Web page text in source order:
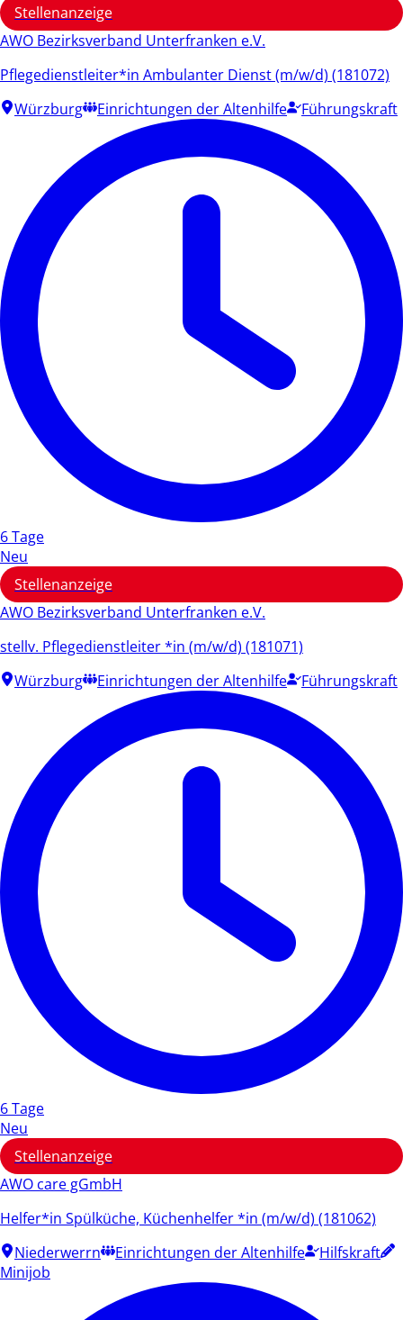
Stellenanzeige
AWO Bezirksverband Unterfranken e.V.
Pflegedienstleiter*in Ambulanter Dienst (m/w/d) (181072)
Würzburg
Einrichtungen der Altenhilfe Führungskraft
6 Tage
Neu
Stellenanzeige
AWO Bezirksverband Unterfranken e.V.
stellv. Pflegedienstleiter *in (m/w/d) (181071)
Würzburg
Einrichtungen der Altenhilfe Führungskraft
6 Tage
Neu
Stellenanzeige
AWO care gGmbH
Helfer*in Spülküche, Küchenhelfer *in (m/w/d) (181062)
Niederwerrn
Einrichtungen der Altenhilfe
Hilfskraft
Minijob